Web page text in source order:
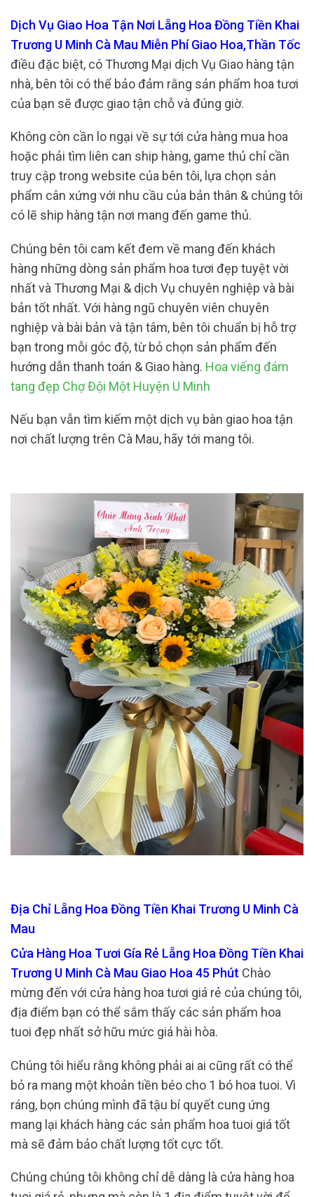
Dịch Vụ Giao Hoa Tận Nơi Lẵng Hoa Đồng Tiền Khai
Trương U Minh Cà Mau Miễn Phí Giao Hoa,Thần Tốc
điều đặc biệt, có Thương Mại dịch Vụ Giao hàng tận
nhà, bên tôi có thể bảo đảm rằng sản phẩm hoa tươi
của bạn sẽ được giao tận chỗ và đúng giờ.
Không còn cần lo ngại về sự tới cửa hàng mua hoa
hoặc phải tìm liên can ship hàng, game thủ chỉ cần
truy cập trong website của bên tôi, lựa chọn sản
phẩm cân xứng với nhu cầu của bản thân & chúng tôi
có lẽ ship hàng tận nơi mang đến game thủ.
Chúng bên tôi cam kết đem về mang đến khách
hàng những dòng sản phẩm hoa tươi đẹp tuyệt vời
nhất và Thương Mại & dịch Vụ chuyên nghiệp và bài
bản tốt nhất. Với hàng ngũ chuyên viên chuyên
nghiệp và bài bản và tận tâm, bên tôi chuẩn bị hỗ trợ
bạn trong mỗi góc độ, từ bỏ chọn sản phẩm đến
hướng dẫn thanh toán & Giao hàng. Hoa viếng đám
tang đẹp Chợ Đội Một Huyện U Minh
Nếu bạn vẫn tìm kiếm một dịch vụ bàn giao hoa tận
nơi chất lượng trên Cà Mau, hãy tới mang tôi.
Địa Chỉ Lẵng Hoa Đồng Tiền Khai Trương U Minh Cà
Mau
Cửa Hàng Hoa Tươi Gía Rẻ Lẵng Hoa Đồng Tiền Khai
Trương U Minh Cà Mau Giao Hoa 45 Phút Chào
mừng đến với cửa hàng hoa tươi giá rẻ của chúng tôi,
địa điểm bạn có thể sắm thấy các sản phẩm hoa
tuoi đẹp nhất sở hữu mức giá hài hòa.
Chúng tôi hiểu rằng không phải ai ai cũng rất có thể
bỏ ra mang một khoản tiền béo cho 1 bó hoa tuoi. Vì
ráng, bọn chúng mình đã tậu bí quyết cung ứng
mang lại khách hàng các sản phẩm hoa tuoi giá tốt
mà sẽ đảm bảo chất lượng tốt cực tốt.
Chúng chúng tôi không chỉ dễ dàng là cửa hàng hoa